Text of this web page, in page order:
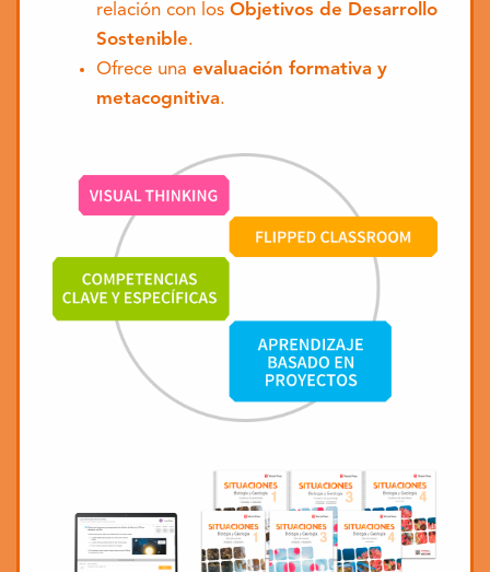
relación con los Objetivos de Desarrollo
Sostenible.
Ofrece una evaluación formativa y
metacognitiva.